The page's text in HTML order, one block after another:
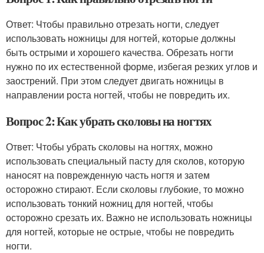
Ответ: Чтобы правильно отрезать ногти, следует
использовать ножницы для ногтей, которые должны
быть острыми и хорошего качества. Обрезать ногти
нужно по их естественной форме, избегая резких углов и
заострений. При этом следует двигать ножницы в
направлении роста ногтей, чтобы не повредить их.
Вопрос 2: Как убрать сколовы на ногтях
Ответ: Чтобы убрать сколовы на ногтях, можно
использовать специальный пасту для сколов, которую
наносят на поврежденную часть ногтя и затем
осторожно стирают. Если сколовы глубокие, то можно
использовать тонкий ножниц для ногтей, чтобы
осторожно срезать их. Важно не использовать ножницы
для ногтей, которые не острые, чтобы не повредить
ногти.